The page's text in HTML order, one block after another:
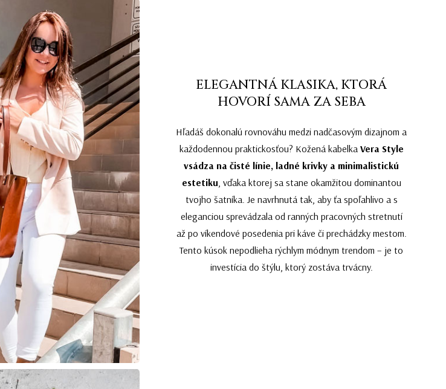
ELEGANTNÁ KLASIKA, KTORÁ
HOVORÍ SAMA ZA SEBA
Hľadáš dokonalú rovnováhu medzi nadčasovým dizajnom a
každodennou praktickosťou? Kožená kabelka Vera Style
vsádza na čisté línie, ladné krivky a minimalistickú
estetiku , vďaka ktorej sa stane okamžitou dominantou
tvojho šatníka. Je navrhnutá tak, aby ťa spoľahlivo a s
eleganciou sprevádzala od ranných pracovných stretnutí
až po víkendové posedenia pri káve či prechádzky mestom.
Tento kúsok nepodlieha rýchlym módnym trendom – je to
investícia do štýlu, ktorý zostáva trvácny.